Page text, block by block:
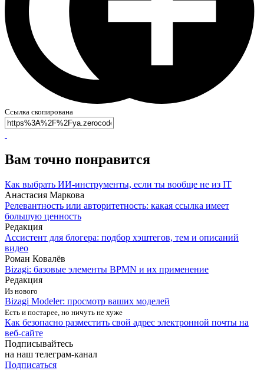
Ссылка скопирована
Вам точно понравится
Как выбрать ИИ‑инструменты, если ты вообще не из IT
Анастасия Маркова
Релевантность или авторитетность: какая ссылка имеет
большую ценность
Редакция
Ассистент для блогера: подбор хэштегов, тем и описаний
видео
Роман Ковалёв
Bizagi: базовые элементы BPMN и их применение
Редакция
Из нового
Bizagi Modeler: просмотр ваших моделей
Есть и постарее, но ничуть не хуже
Как безопасно разместить свой адрес электронной почты на
веб-сайте
Подписывайтесь
на наш телеграм-канал
Подписаться